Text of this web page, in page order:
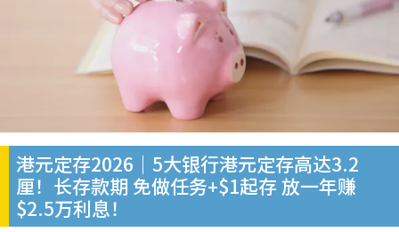
港元定存2026｜5大银行港元定存高达3.2
厘！长存款期 免做任务+$1起存 放一年赚
$2.5万利息！